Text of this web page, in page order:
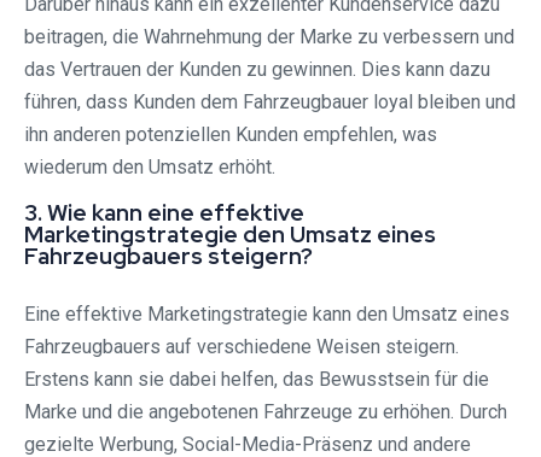
beitragen, die Wahrnehmung der Marke zu verbessern und
das Vertrauen der Kunden zu gewinnen. Dies kann dazu
führen, dass Kunden dem Fahrzeugbauer loyal bleiben und
ihn anderen potenziellen Kunden empfehlen, was
wiederum den Umsatz erhöht.
3. Wie kann eine effektive
Marketingstrategie den Umsatz eines
Fahrzeugbauers steigern?
Eine effektive Marketingstrategie kann den Umsatz eines
Fahrzeugbauers auf verschiedene Weisen steigern.
Erstens kann sie dabei helfen, das Bewusstsein für die
Marke und die angebotenen Fahrzeuge zu erhöhen. Durch
gezielte Werbung, Social-Media-Präsenz und andere